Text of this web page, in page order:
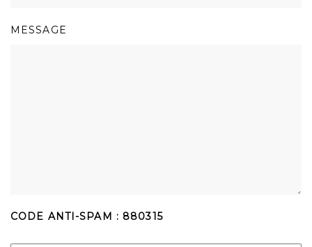
MESSAGE
CODE ANTI-SPAM : 880315